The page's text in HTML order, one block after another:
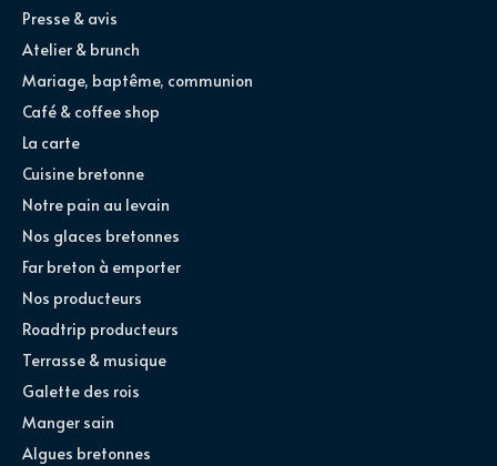
Presse & avis
Atelier & brunch
Mariage, baptême, communion
Café & coffee shop
La carte
Cuisine bretonne
Notre pain au levain
Nos glaces bretonnes
Far breton à emporter
Nos producteurs
Roadtrip producteurs
Terrasse & musique
Galette des rois
Manger sain
Algues bretonnes